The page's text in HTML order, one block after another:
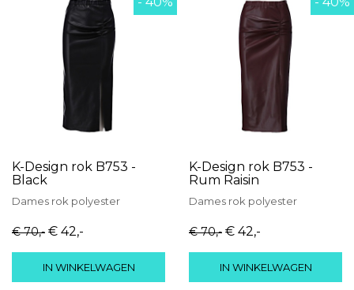
K-Design rok B753 -
Black
Dames rok polyester
€ 70,- € 42,-
IN WINKELWAGEN
K-Design rok B753 -
Rum Raisin
Dames rok polyester
€ 70,- € 42,-
IN WINKELWAGEN